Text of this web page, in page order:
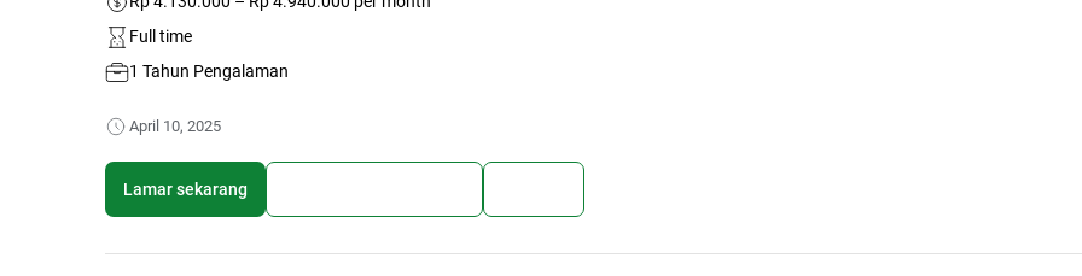
Full time
1 Tahun Pengalaman
April 10, 2025
Lamar sekarang